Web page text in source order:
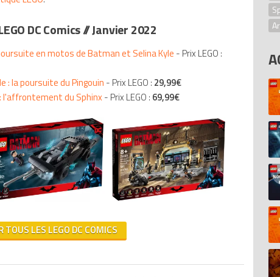
DC Comics // Janvier 2022
en motos de Batman et Selina Kyle - Prix LEGO :
: la poursuite du Pingouin - Prix LEGO : 29,99€
l'affrontement du Sphinx- Prix LEGO : 69,99€
TOUS LES LEGO DC COMICS